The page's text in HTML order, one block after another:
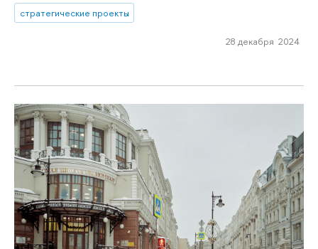
стратегические проекты
28 декабря 2024